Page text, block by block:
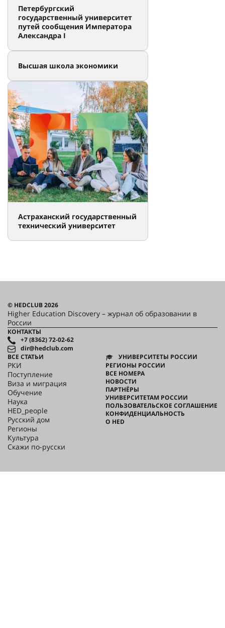
Петербургский
государственный университет
путей сообщения Императора
Александра I
Высшая школа экономики
Астраханский государственный
технический университет
© HEDCLUB 2026
Higher Education Discovery – журнал об образовании в
России
КОНТАКТЫ
+7 (8362) 72-02-62
dir@hedclub.com
ВСЕ СТАТЬИ
РКИ
Поступление
Виза и миграция
Обучение
Наука
HED_people
Русский дом
Регионы
Культура
Скажи по-русски
УНИВЕРСИТЕТЫ РОССИИ
РЕГИОНЫ РОССИИ
ВСЕ НОМЕРА
НОВОСТИ
ПАРТНЁРЫ
УНИВЕРСИТЕТАМ РОССИИ
ПОЛЬЗОВАТЕЛЬСКОЕ СОГЛАШЕНИЕ
КОНФИДЕНЦИАЛЬНОСТЬ
О HED